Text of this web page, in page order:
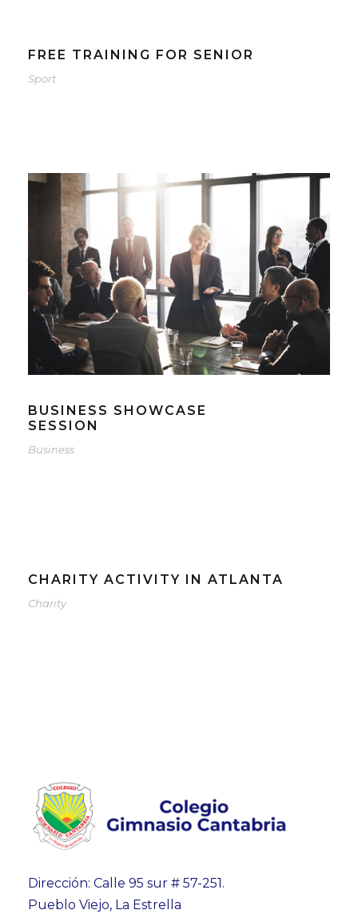
FREE TRAINING FOR SENIOR
Sport
BUSINESS SHOWCASE
SESSION
Business
CHARITY ACTIVITY IN ATLANTA
Charity
Dirección: Calle 95 sur # 57-251.
Pueblo Viejo, La Estrella